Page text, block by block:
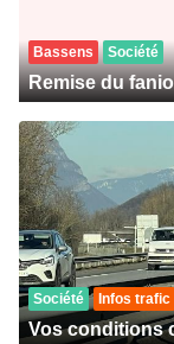
Bassens Société
Remise du
Société Infos trafic
Vos conditions